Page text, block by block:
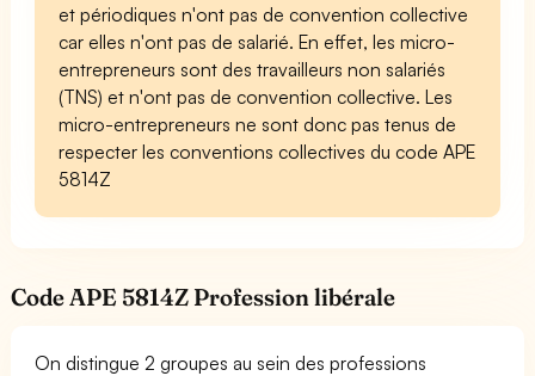
et périodiques n'ont pas de convention collective
car elles n'ont pas de salarié. En effet, les micro-
entrepreneurs sont des travailleurs non salariés
(TNS) et n'ont pas de convention collective. Les
micro-entrepreneurs ne sont donc pas tenus de
respecter les conventions collectives du code APE
5814Z
Code APE 5814Z Profession libérale
On distingue 2 groupes au sein des professions